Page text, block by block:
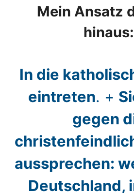
Mein Ansatz
hinaus:
In die
eintreten. +
gegen
aussprechen:
Deutschland,